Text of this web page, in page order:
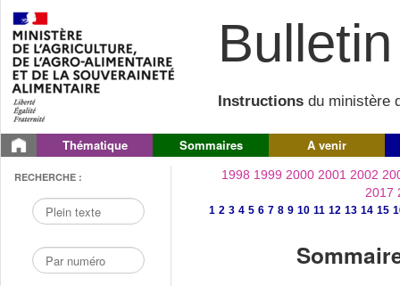
Instructions du ministère
Thématique Sommaires A venir
RECHERCHE : 1998 1999 2000 2001 2002
2017
1 2 3 4 5 6 7 8 9 10 11 12 13 14 15